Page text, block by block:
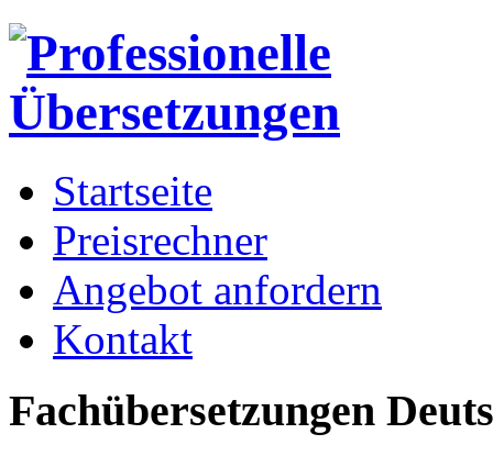
Startseite
Preisrechner
Angebot anfordern
Kontakt
Fachübersetzungen